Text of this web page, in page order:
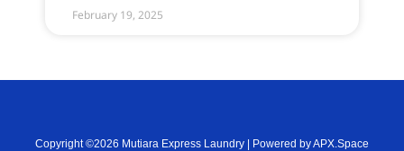
February 19, 2025
Copyright ©2026 Mutiara Express Laundry | Powered by APX.Space